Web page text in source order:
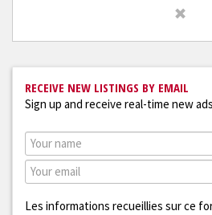
RECEIVE NEW LISTINGS BY EMAIL
Sign up and receive real-time new
Les informations recueillies sur ce